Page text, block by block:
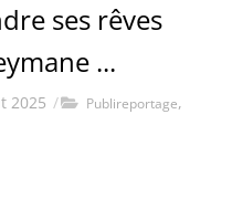
ses rêves
...
2025 / Publireportage,